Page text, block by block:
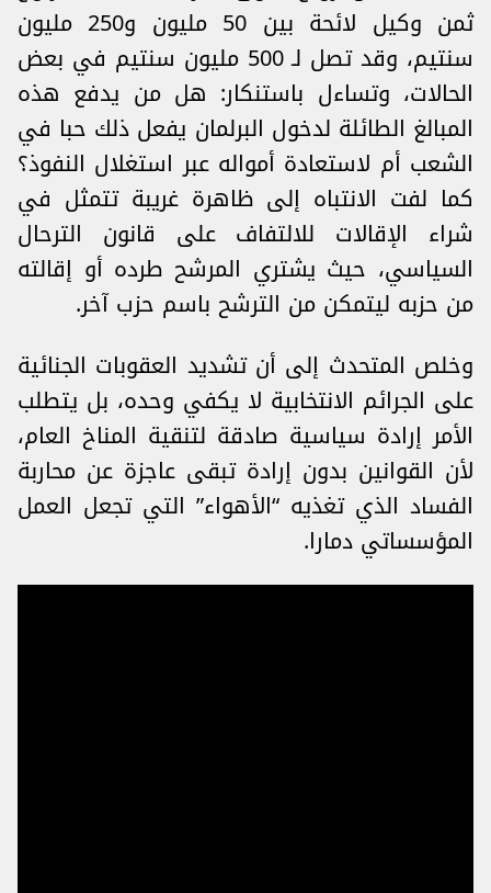
ثمن وكيل لائحة بين 50 مليون و250 مليون
سنتيم، وقد تصل لـ ‎500 مليون ‏سنتيم في بعض
الحالات، وتساءل باستنكار: هل من يدفع هذه
المبالغ الطائلة لدخول البرلمان يفعل ذلك ‏حبا في
الشعب أم لاستعادة أمواله عبر استغلال النفوذ؟
كما لفت الانتباه إلى ظاهرة غريبة تتمثل في
‌‎شراء الإقالات للالتفاف على قانون الترحال
السياسي، حيث ‏يشتري المرشح طرده أو إقالته
من حزبه ليتمكن من الترشح باسم حزب آخر.
وخلص المتحدث إلى أن ‏تشديد العقوبات الجنائية
على الجرائم الانتخابية لا يكفي وحده، بل يتطلب
الأمر ‎إرادة سياسية صادقة ‏لتنقية المناخ العام،
لأن القوانين بدون إرادة تبقى عاجزة عن محاربة
الفساد الذي تغذيه “الأهواء‎”‏ التي تجعل العمل
المؤسساتي ‏دمارا.